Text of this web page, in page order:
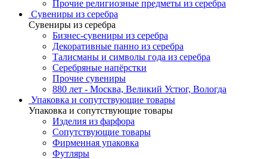
Прочие религиозные предметы из серебра
Сувениры из серебра
Сувениры из серебра
Бизнес-сувениры из серебра
Декоративные панно из серебра
Талисманы и символы года из серебра
Серебряные напёрстки
Прочие сувениры
880 лет - Москва, Великий Устюг, Вологда
Упаковка и сопутствующие товары
Упаковка и сопутствующие товары
Изделия из фарфора
Сопутствующие товары
Фирменная упаковка
Футляры